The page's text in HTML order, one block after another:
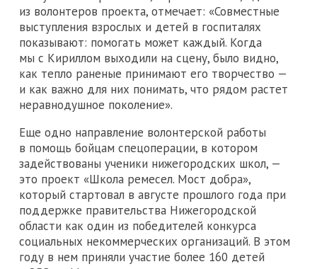
из волонтеров проекта, отмечает: «Совместные
выступления взрослых и детей в госпиталях
показывают: помогать может каждый. Когда
мы с Кириллом выходили на сцену, было видно,
как тепло раненые принимают его творчество —
и как важно для них понимать, что рядом растет
неравнодушное поколение».
Еще одно направление волонтерской работы
в помощь бойцам спецоперации, в котором
задействованы ученики нижегородских школ, —
это проект «Школа ремесел. Мост добра»,
который стартовал в августе прошлого года при
поддержке правительства Нижегородской
области как один из победителей конкурса
социальных некоммерческих организаций. В этом
году в нем приняли участие более 160 детей